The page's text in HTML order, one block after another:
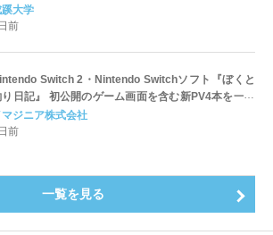
国第1位を獲得！～実就職率は26.5%（前年比＋
）に伸長、東京の私立大学でも10位にランクイン
大学
前
Switch 2・Nintendo Switchソフト『ぼくと
り日記』 初公開のゲーム画面を含む新PV4本を一挙
開！
マジニア株式会社
前
一覧を見る